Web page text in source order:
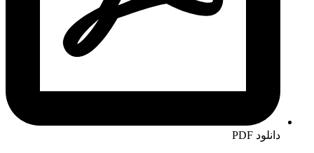
دانلود PDF